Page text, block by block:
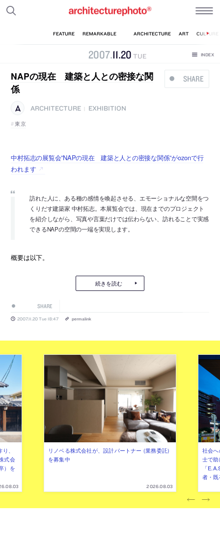
2007.11.20 TUE
SHARE
NAPの現在 建築と人との密接な関
係
ARCHITECTURE
EXHIBITION
東京
中村拓志の展覧会”NAPの現在 建築と人との密接な関係”がozonで行
われます
訪れた人に、ある種の感情を喚起させる、エモーショナルな空間をつ
くりだす建築家 中村拓志。本展覧会では、現在までのプロジェクト
を紹介しながら、写真や言葉だけでは伝わらない、訪れることで実感
できるNAPの空間の一端を実現します。
概要は以下。
続きを読む
SHARE
2007.11.20 Tue 18:47 permalink
、
式会
）を
リノベる株式会社が、設計パートナー (業務委託)
を募集中
2026.08.03
社会
士で
「
者・